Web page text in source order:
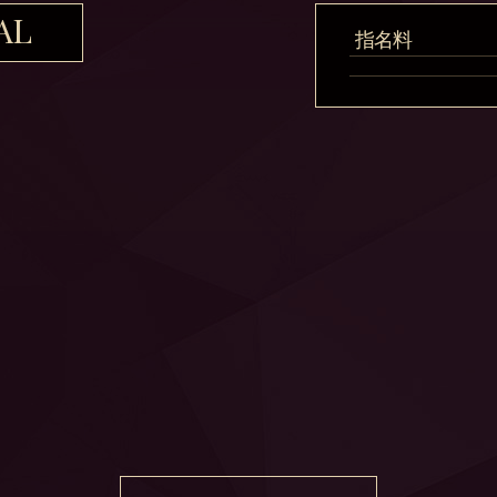
指名料